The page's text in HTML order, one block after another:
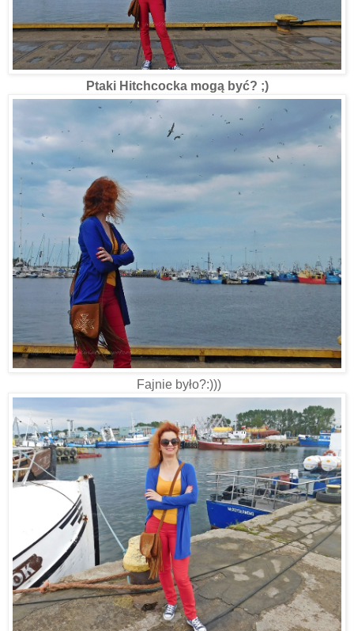
Ptaki Hitchcocka mogą być? ;)
Fajnie było?:)))